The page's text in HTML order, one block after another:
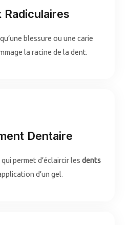
Radiculaires
blessure ou une carie
la racine de la dent.
Dentaire
permet d’éclaircir les dents
d’un gel.